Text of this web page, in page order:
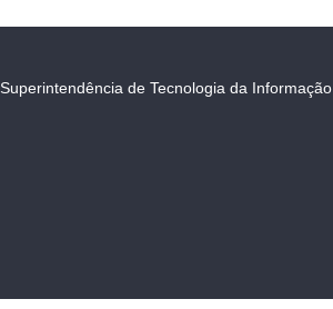
Superintendência de Tecnologia da Informação